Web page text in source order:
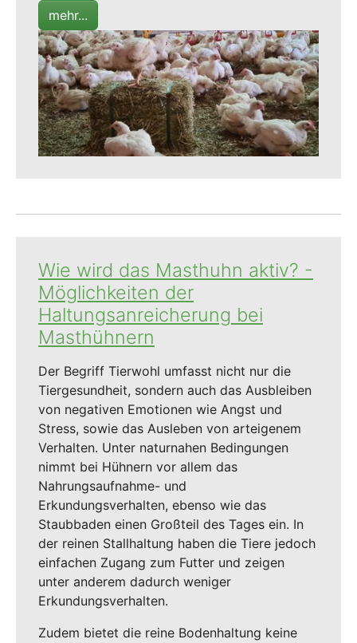
mehr...
Wie wird das Masthuhn aktiv? -
Möglichkeiten der
Haltungsanreicherung bei
Masthühnern
Der Begriff Tierwohl umfasst nicht nur die
Tiergesundheit, sondern auch das Ausbleiben
von negativen Emotionen wie Angst und
Stress, sowie das Ausleben von arteigenem
Verhalten. Unter naturnahen Bedingungen
nimmt bei Hühnern vor allem das
Nahrungsaufnahme- und
Erkundungsverhalten, ebenso wie das
Staubbaden einen Großteil des Tages ein. In
der reinen Stallhaltung haben die Tiere jedoch
einfachen Zugang zum Futter und zeigen
unter anderem dadurch weniger
Erkundungsverhalten.
Zudem bietet die reine Bodenhaltung keine